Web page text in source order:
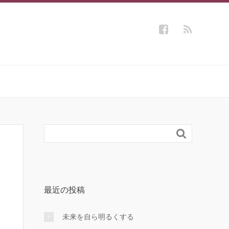

最近の投稿
未来を自ら明るくする